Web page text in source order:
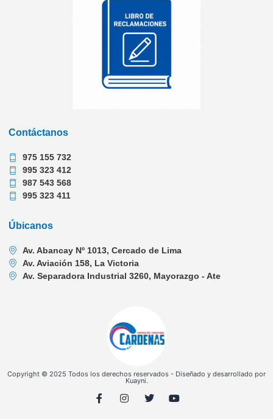
Contáctanos
975 155 732
995 323 412
987 543 568
995 323 411
Úbicanos
Av. Abancay Nº 1013, Cercado de Lima
Av. Aviación 158, La Victoria
Av. Separadora Industrial 3260, Mayorazgo - Ate
Copyright © 2025 Todos los derechos reservados - Diseñado y desarrollado por
Kuayni.